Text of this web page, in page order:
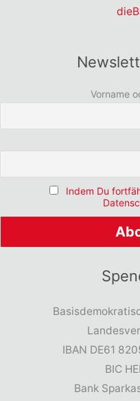
Vorname
Indem Du
IBAN DE61
BIC
Bank